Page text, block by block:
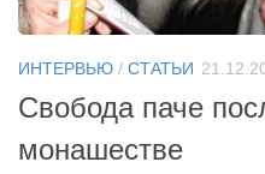
ИНТЕРВЬЮ / СТАТЬИ
Свобода паче
монашестве